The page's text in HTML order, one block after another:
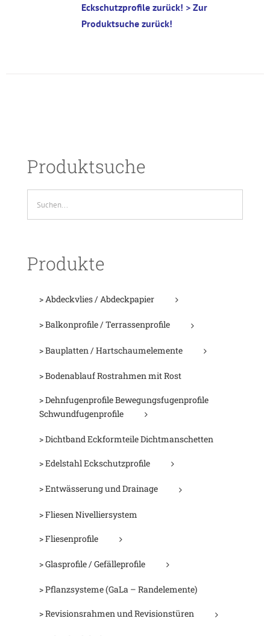
Eckschutzprofile zurück! > Zur
Produktsuche zurück!
Produktsuche
Produkte
> Abdeckvlies / Abdeckpapier
> Balkonprofile / Terrassenprofile
> Bauplatten / Hartschaumelemente
> Bodenablauf Rostrahmen mit Rost
> Dehnfugenprofile Bewegungsfugenprofile
Schwundfugenprofile
> Dichtband Eckformteile Dichtmanschetten
> Edelstahl Eckschutzprofile
> Entwässerung und Drainage
> Fliesen Nivelliersystem
> Fliesenprofile
> Glasprofile / Gefälleprofile
> Pflanzsysteme (GaLa – Randelemente)
> Revisionsrahmen und Revisionstüren